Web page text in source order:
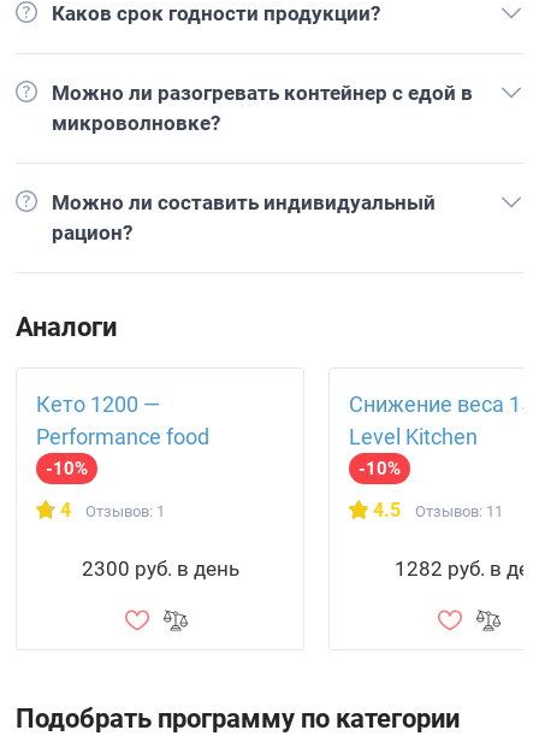
Каков срок годности продукции?
Можно ли разогревать контейнер с едой в
микроволновке?
Можно ли составить индивидуальный
рацион?
Аналоги
Кето 1200 —
Performance food
-10%
4 Отзывов: 1
2300 руб. в день
Снижение веса
Level Kitchen
-10%
4.5 Отзывов: 11
1282 руб. в
Подобрать программу по категории